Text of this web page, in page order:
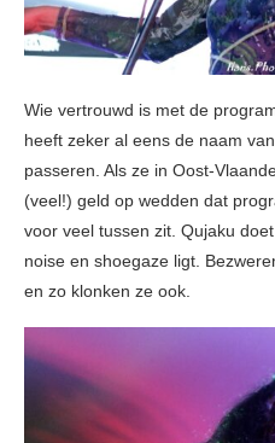
Wie vertrouwd is met de
heeft zeker al eens de naam van
passeren. Als ze in Oost-
(veel!) geld op wedden dat
voor veel tussen zit. Qujaku
noise en shoegaze ligt.
en zo klonken ze ook.